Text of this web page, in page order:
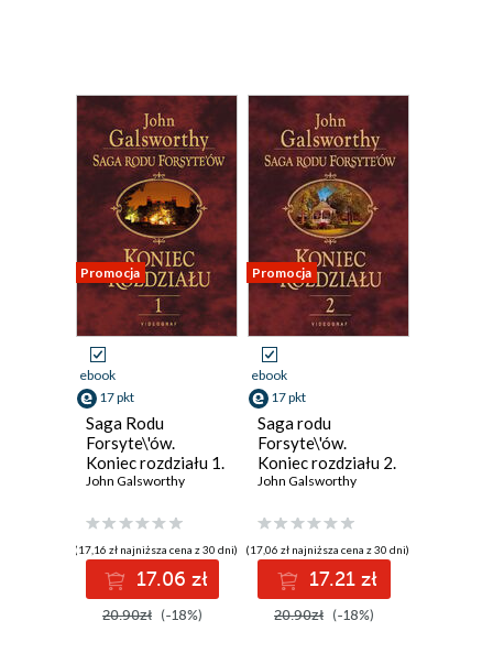
Promocja
ebook
17 pkt
Saga Rodu
Forsyte\'ów.
Koniec rozdziału 1.
Dziewczyna czeka
John Galsworthy
(17,16 zł najniższa cena z 30 dni)
17.06 zł
20.90zł (-18%)
Promocja
ebook
17 pkt
Saga rodu
Forsyte\'ów.
Koniec rozdziału 2.
Kwiat na pustyni
John Galsworthy
(17,06 zł najniższa cena z 30 dni)
17.21 zł
20.90zł (-18%)